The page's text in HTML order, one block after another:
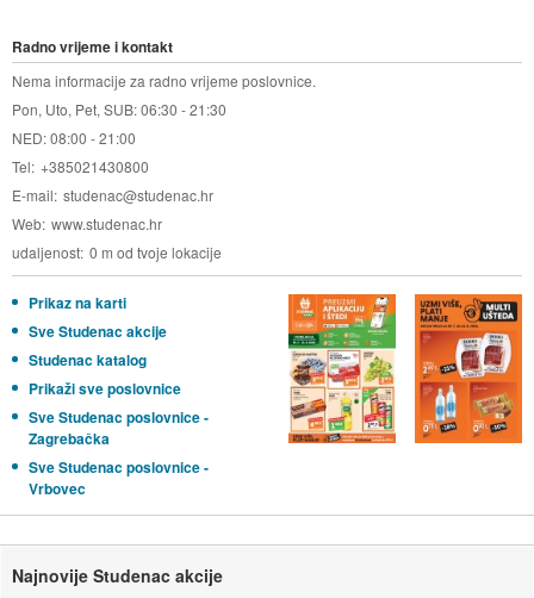
Radno vrijeme i kontakt
Nema informacije za radno vrijeme poslovnice.
Pon, Uto, Pet, SUB: 06:30 - 21:30
NED: 08:00 - 21:00
Tel +385021430800
E-mail studenac@studenac.hr
Web www.studenac.hr
udaljenost 0 m od tvoje lokacije
Prikaz na karti
Sve Studenac akcije
Studenac katalog
Prikaži sve poslovnice
Sve Studenac poslovnice -
Zagrebačka
Sve Studenac poslovnice -
Vrbovec
Najnovije Studenac akcije